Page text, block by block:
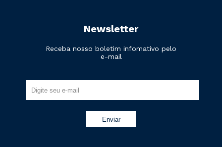
Newsletter
Receba nosso boletim infomativo pelo
e-mail